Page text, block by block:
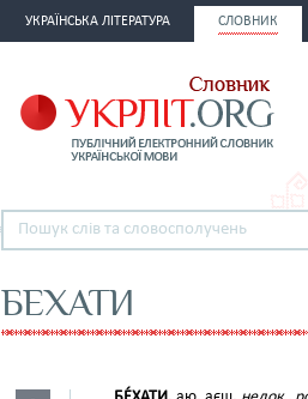
УКРАЇНСЬКА ЛІТЕРАТУРА СЛОВНИК
БЕХАТИ